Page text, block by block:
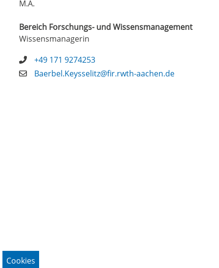
M.A.
Bereich Forschungs- und Wissensmanagement
Wissensmanagerin
+49 171 9274253
Baerbel.Keysselitz@fir.rwth-aachen.de
Cookies